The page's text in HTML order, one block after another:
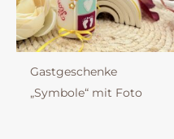
Gastgeschenke
„Symbole“ mit Foto